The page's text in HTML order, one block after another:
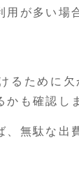
が多い場
るために
も確認し
無駄な出